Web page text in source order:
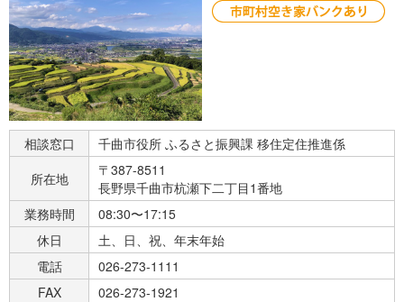
相談窓口
千曲市役所 ふるさと振興課 移住定住推進係
所在地
〒387-8511
長野県千曲市杭瀬下二丁目1番地
業務時間
08:30〜17:15
休日
土、日、祝、年末年始
電話
026-273-1111
FAX
026-273-1921